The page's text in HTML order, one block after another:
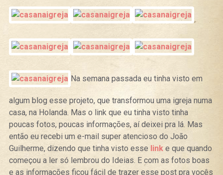
Na semana passada eu tinha visto em
algum blog esse projeto, que transformou uma igreja numa
casa, na Holanda. Mas o link que eu tinha visto tinha
poucas fotos, poucas informações, aí deixei pra lá. Mas
então eu recebi um e-mail super atencioso do João
Guilherme, dizendo que tinha visto esse linke que quando
começou a ler só lembrou do Ideias. E com as fotos boas
e as informações ficou fácil de trazer esse post pra vocês